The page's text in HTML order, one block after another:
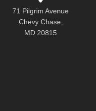
71 Pilgrim Avenue
Chevy Chase,
MD 20815